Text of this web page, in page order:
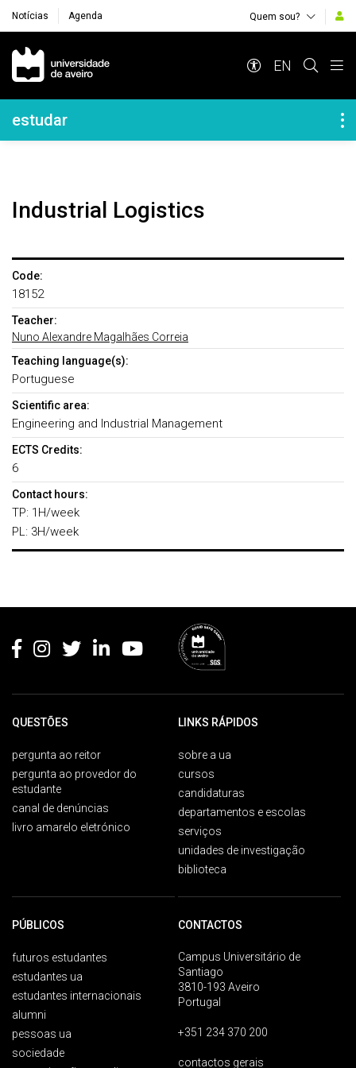
Notícias Agenda Quem sou?
Navegação Principal
EN
Navegação Lateral
estudar
Industrial Logistics
Code:
18152
Teacher:
Nuno Alexandre Magalhães Correia
Teaching language(s):
Portuguese
Scientific area:
Engineering and Industrial Management
ECTS Credits:
6
Contact hours:
TP: 1H/week
PL: 3H/week
QUESTÕES
pergunta ao reitor
pergunta ao provedor do
estudante
canal de denúncias
livro amarelo eletrónico
LINKS RÁPIDOS
sobre a ua
cursos
candidaturas
departamentos e escolas
serviços
unidades de investigação
biblioteca
PÚBLICOS
futuros estudantes
estudantes ua
estudantes internacionais
alumni
pessoas ua
sociedade
CONTACTOS
Campus Universitário de
Santiago
3810-193 Aveiro
Portugal
+351 234 370 200
contactos gerais